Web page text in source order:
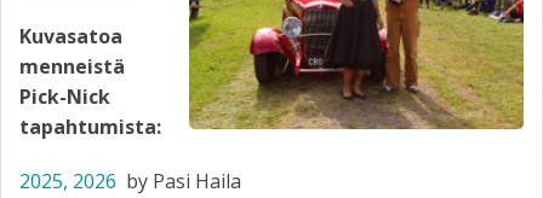
Briefly in english
Vuoden 2026 palkitut
Kuvasatoa
menneistä
Pick-Nick
tapahtumista:
2025, 2026 by Pasi Haila